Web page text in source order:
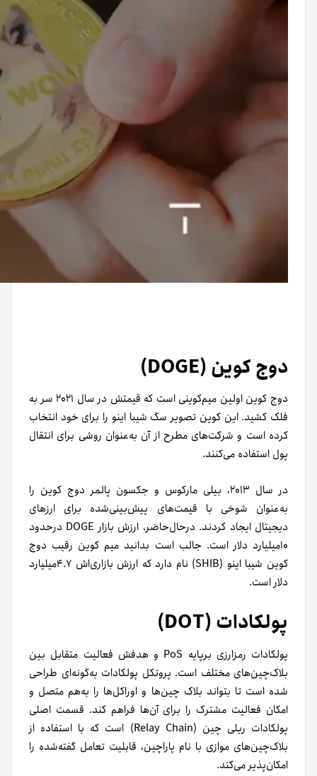
دوج کوین (DOGE)
دوج کوین اولین میم‌کوینی است که قیمتش در سال ۲۰۲۱ سر به
فلک کشید. این کوین تصویر سگ شیبا اینو را برای خود انتخاب
کرده است و شرکت‌های مطرح از آن به‌عنوان روشی برای انتقال
پول استفاده می‌کنند.
در سال ۲۰۱۳، بیلی مارکوس و جکسون پالمر دوج کوین را
به‌عنوان شوخی با قیمت‌های پیش‌بینی‌شده برای ارزهای
دیجیتال ایجاد کردند. در‌حال‌حاضر، ارزش بازار DOGE درحدود
۱۰میلیارد دلار است. جالب است بدانید میم کوین رقیب دوج
کوین شیبا اینو (SHIB) نام دارد که ارزش بازاری‌اش ۴.۷میلیارد
دلار است.
پولکادات (DOT)
پولکادات رمزارزی برپایه PoS و هدفش فعالیت متقابل بین
بلاک‌چین‌های مختلف است. پروتکل پولکادات به‌گونه‌ای طراحی
شده است تا بتواند بلاک چین‌ها و اوراکل‌ها را به‌هم متصل و
امکان فعالیت مشترک را برای آن‌ها فراهم کند. قسمت اصلی
پولکادات ریلی چین (Relay Chain) است که با استفاده از
بلاک‌چین‌های موازی با نام پاراچین، قابلیت تعامل گفته‌شده را
امکان‌پذیر می‌کند.